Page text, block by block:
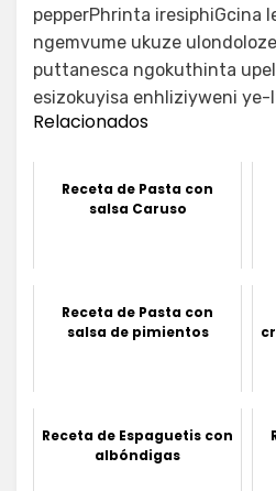
pepperPhrinta iresiphiGcina
ngemvume ukuze
puttanesca ngokuthinta
esizokuyisa enhliziyweni ye-
Relacionados
Receta de Pasta con
salsa Caruso
Receta de Pasta con
salsa de pimientos
Receta de Espaguetis con
albóndigas